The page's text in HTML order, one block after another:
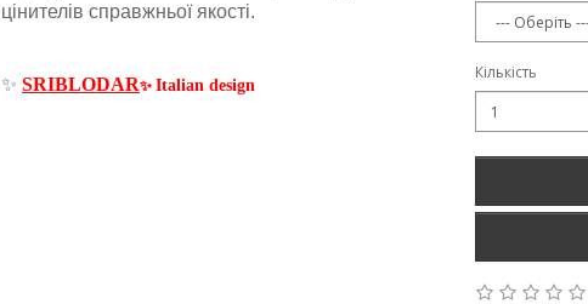
цінителів справжньої якості.
✨ SRIBLODAR✨ Italian design
Кількість